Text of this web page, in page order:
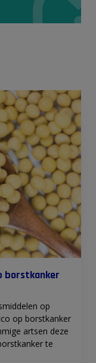
borstkanker
op
op borstkanker
artsen deze
te